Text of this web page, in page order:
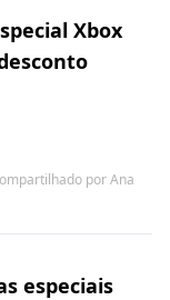
Xbox
por Ana
especiais